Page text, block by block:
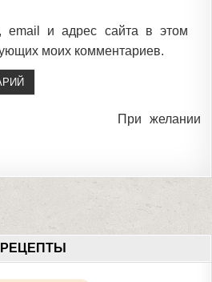
email и адрес сайта в этом
моих комментариев.
При желании
РЕЦЕПТЫ